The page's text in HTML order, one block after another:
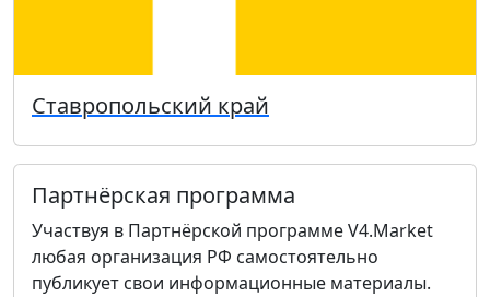
Ставропольский край
Партнёрская программа
Участвуя в Партнёрской программе V4.Market
любая организация РФ самостоятельно
публикует свои информационные материалы.